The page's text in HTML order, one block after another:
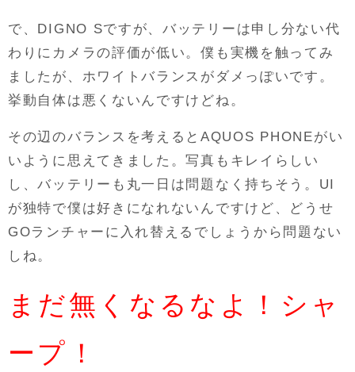
で、DIGNO Sですが、バッテリーは申し分ない代
わりにカメラの評価が低い。僕も実機を触ってみ
ましたが、ホワイトバランスがダメっぽいです。
挙動自体は悪くないんですけどね。
その辺のバランスを考えるとAQUOS PHONEがい
いように思えてきました。写真もキレイらしい
し、バッテリーも丸一日は問題なく持ちそう。UI
が独特で僕は好きになれないんですけど、どうせ
GOランチャーに入れ替えるでしょうから問題ない
しね。
まだ無くなるなよ！シャ
ープ！